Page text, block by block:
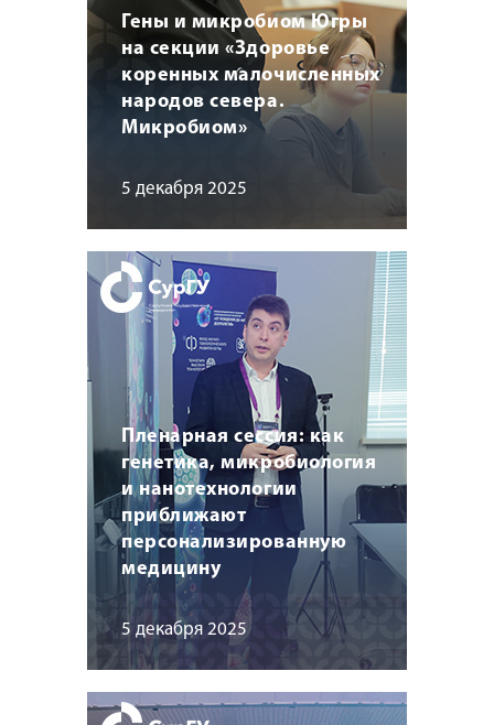
Гены и микробиом Югры
на секции «Здоровье
коренных малочисленных
народов севера.
Микробиом»
5 декабря 2025
Пленарная сессия: как
генетика, микробиология
и нанотехнологии
приближают
персонализированную
медицину
5 декабря 2025